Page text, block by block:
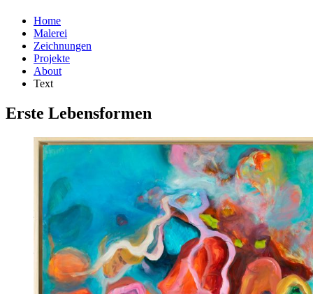
Home
Malerei
Zeichnungen
Projekte
About
Text
Erste Lebensformen